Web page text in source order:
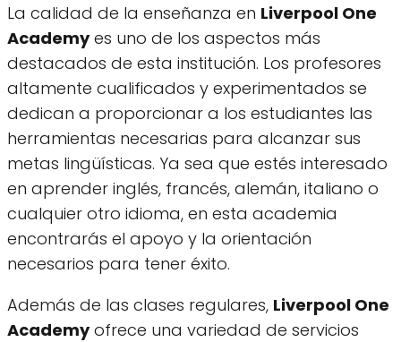
La calidad de la enseñanza en Liverpool One
Academyes uno de los aspectos más
destacados de esta institución. Los profesores
altamente cualificados y experimentados se
dedican a proporcionar a los estudiantes las
herramientas necesarias para alcanzar sus
metas lingüísticas. Ya sea que estés interesado
en aprender inglés, francés, alemán, italiano o
cualquier otro idioma, en esta academia
encontrarás el apoyo y la orientación
necesarios para tener éxito.
Además de las clases regulares, Liverpool One
Academyofrece una variedad de servicios